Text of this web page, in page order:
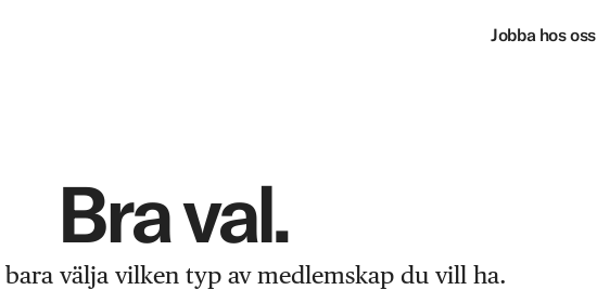
Jobba hos oss
Bra val.
välja vilken typ av medlemskap du vill ha.